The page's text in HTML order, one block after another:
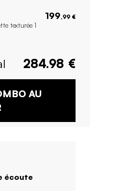
texturée 1
199,99 €
284.98 €
AU
écoute